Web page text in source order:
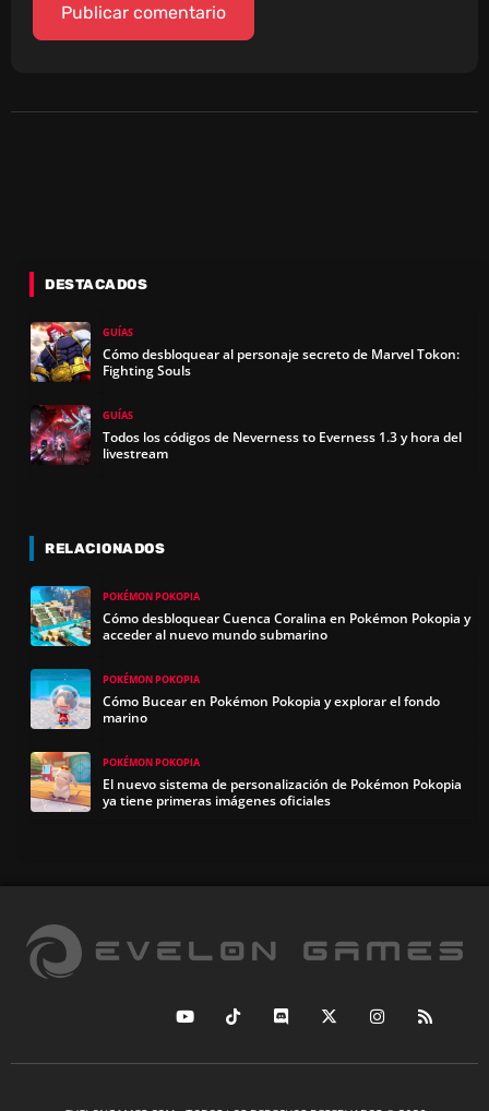
DESTACADOS
GUÍAS
Cómo desbloquear al personaje secreto de Marvel Tokon:
Fighting Souls
GUÍAS
Todos los códigos de Neverness to Everness 1.3 y hora del
livestream
RELACIONADOS
POKÉMON POKOPIA
Cómo desbloquear Cuenca Coralina en Pokémon Pokopia y
acceder al nuevo mundo submarino
POKÉMON POKOPIA
Cómo Bucear en Pokémon Pokopia y explorar el fondo
marino
POKÉMON POKOPIA
El nuevo sistema de personalización de Pokémon Pokopia
ya tiene primeras imágenes oficiales